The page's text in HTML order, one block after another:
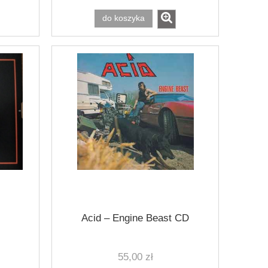
do koszyka
Acid ‎– Engine Beast CD
55,00 zł